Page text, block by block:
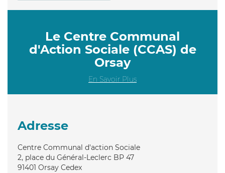
Le Centre Communal
d'Action Sociale (CCAS) de
Orsay
En Savoir Plus
Adresse
Centre Communal d'action Sociale
2, place du Général-Leclerc BP 47
91401 Orsay Cedex